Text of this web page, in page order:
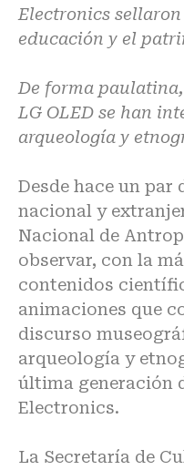
Electronics
educación y el
De forma
LG OLED se han
arqueología y
Desde hace un par
nacional y
Nacional de
observar, con la
contenidos
animaciones que
discurso
arqueología y
última generación
Electronics.
La Secretaría de